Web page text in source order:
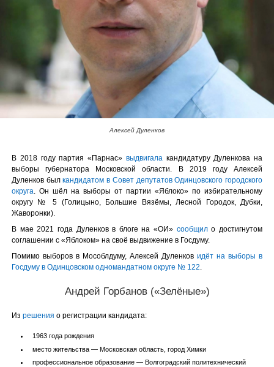
Алексей Дуленков
В 2018 году партия «Парнас» выдвигала кандидатуру Дуленкова на
выборы губернатора Московской области. В 2019 году Алексей
Дуленков былкандидатом в Совет депутатов Одинцовского городского
округа . Он шёл на выборы от партии «Яблоко» по избирательному
округу № 5 (Голицыно, Большие Вязёмы, Лесной Городок, Дубки,
Жаворонки).
В мае 2021 года Дуленков в блоге на «ОИ» сообщило достигнутом
соглашении с «Яблоком» на своё выдвижение в Госдуму.
Помимо выборов в Мособлдуму, Алексей Дуленков идёт на выборы в
Госдуму в Одинцовском одномандатном округе № 122
Андрей Горбанов («Зелёные»)
Из решения о регистрации кандидата:
1963 года рождения
место жительства — Московская область, город Химки
профессиональное образование — Волгоградский политехнический